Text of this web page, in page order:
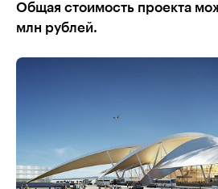
Общая стоимость проекта
млн рублей.